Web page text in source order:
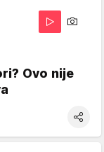
Ovo nije